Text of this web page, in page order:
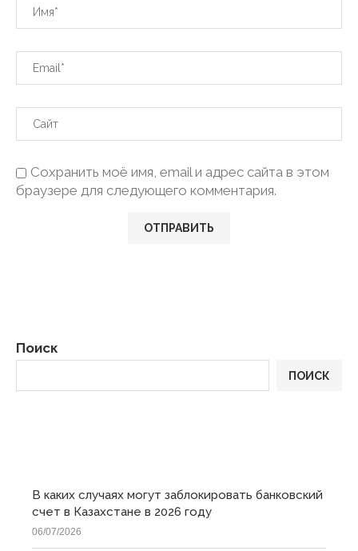
Сохранить моё имя, email и адрес сайта в этом
браузере для следующего комментария.
Поиск
ПОИСК
В каких случаях могут заблокировать банковский
счет в Казахстане в 2026 году
06/07/2026